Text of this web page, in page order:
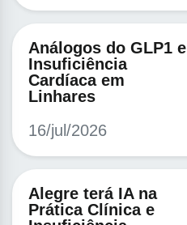
Análogos do GLP1 e
Insuficiência
Cardíaca em
Linhares
16/jul/2026
Alegre terá IA na
Prática Clínica e